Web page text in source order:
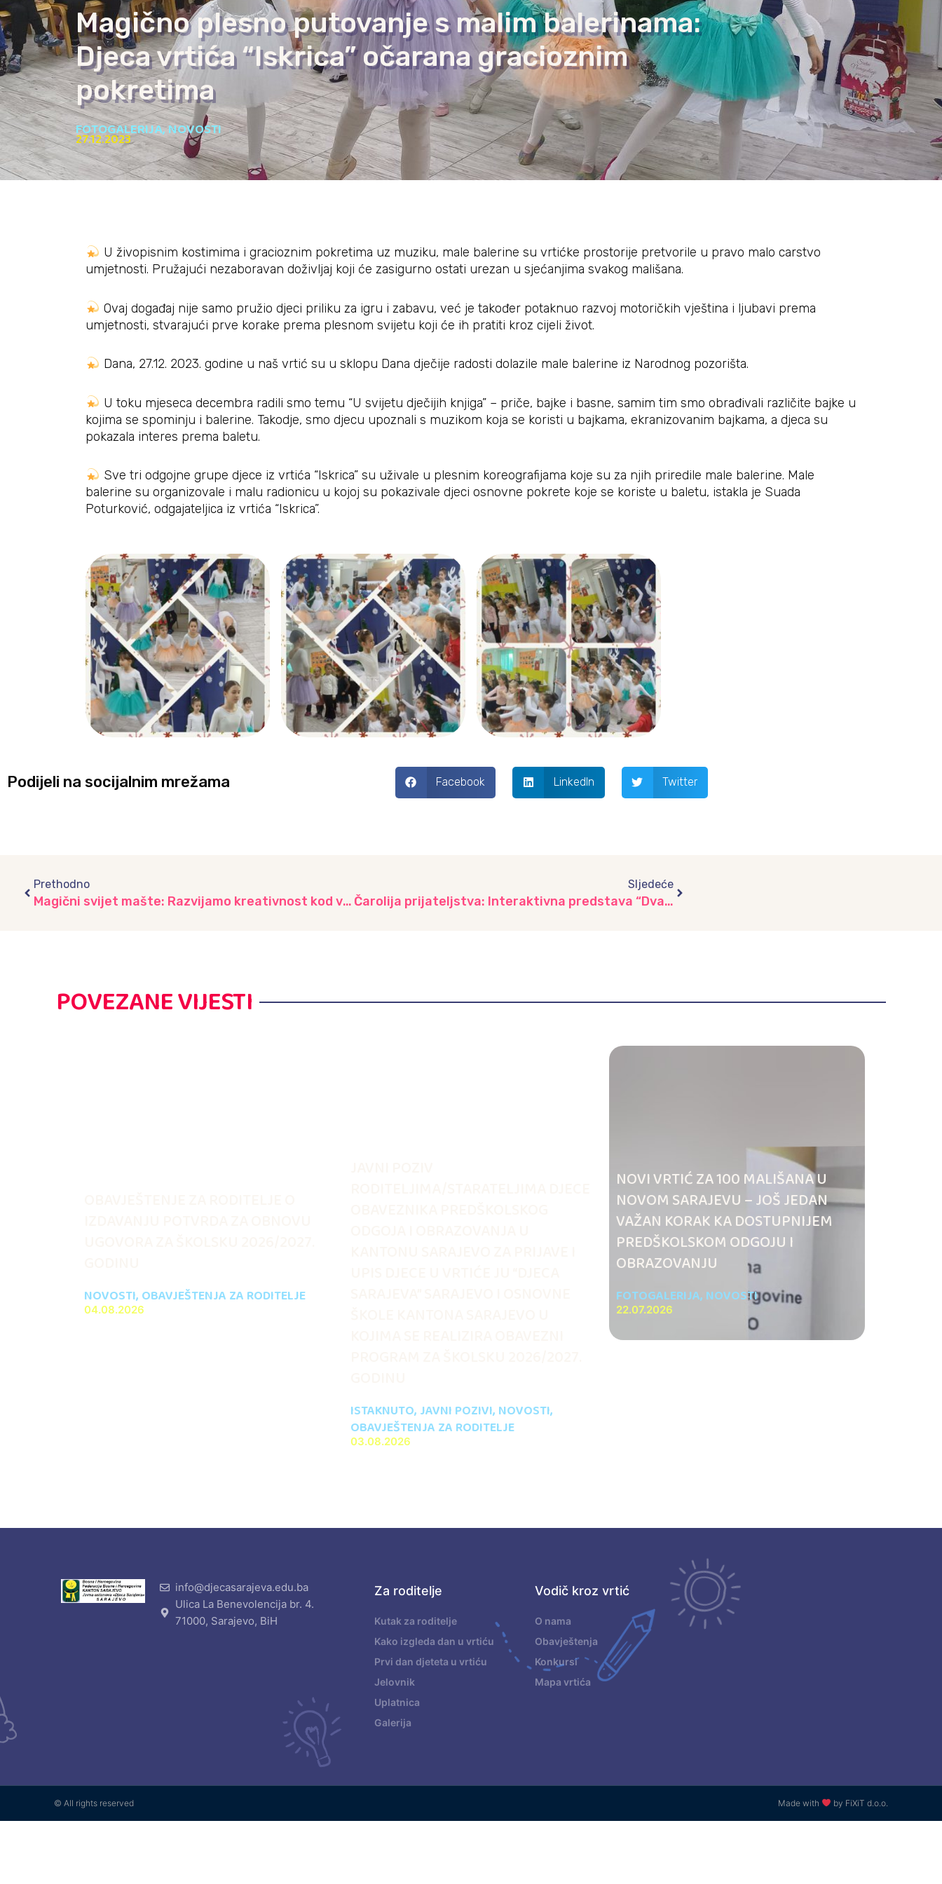
Magično plesno putovanje s malim balerinama:
Djeca vrtića “Iskrica” očarana gracioznim
pokretima
FOTOGALERIJA,NOVOSTI
27.12.2023
U živopisnim kostimima i gracioznim pokretima uz muziku, male balerine su vrtićke prostorije pretvorile u pravo malo carstvo
umjetnosti. Pružajući nezaboravan doživljaj koji će zasigurno ostati urezan u sjećanjima svakog mališana.
Ovaj događaj nije samo pružio djeci priliku za igru i zabavu, već je također potaknuo razvoj motoričkih vještina i ljubavi prema
umjetnosti, stvarajući prve korake prema plesnom svijetu koji će ih pratiti kroz cijeli život.
Dana, 27.12. 2023. godine u naš vrtić su u sklopu Dana dječije radosti dolazile male balerine iz Narodnog pozorišta.
U toku mjeseca decembra radili smo temu “U svijetu dječijih knjiga” – priče, bajke i basne, samim tim smo obrađivali različite bajke u
kojima se spominju i balerine. Takodje, smo djecu upoznali s muzikom koja se koristi u bajkama, ekranizovanim bajkama, a djeca su
pokazala interes prema baletu.
Sve tri odgojne grupe djece iz vrtića “Iskrica” su uživale u plesnim koreografijama koje su za njih priredile male balerine. Male
balerine su organizovale i malu radionicu u kojoj su pokazivale djeci osnovne pokrete koje se koriste u baletu, istakla je Suada
Poturković, odgajateljica iz vrtića “Iskrica”.
Podijeli na socijalnim mrežama Facebook LinkedIn Twitter
Prethodno
Magični svijet mašte: Razvijamo kreativnost kod vrtićke djece kroz organizaciju maskenbala
Sljedeće
Čarolija prijateljstva: Interaktivna predstava “Dva Snjegovića i Zeko” za najmlađu djecu vrtića “Vjeverica”
POVEZANE VIJESTI
NOVOSTI, OBAVJEŠTENJA ZA RODITELJE
04.08.2026
ISTAKNUTO, JAVNI POZIVI, NOVOSTI,
OBAVJEŠTENJA ZA RODITELJE
03.08.2026
NOVI VRTIĆ ZA 100 MALIŠANA U
NOVOM SARAJEVU – JOŠ JEDAN
VAŽAN KORAK KA DOSTUPNIJEM
PREDŠKOLSKOM ODGOJU I
OBRAZOVANJU
FOTOGALERIJA, NOVOSTI
22.07.2026
info@djecasarajeva.edu.ba
Ulica La Benevolencija br. 4.
71000, Sarajevo, BiH
Za roditelje
Kutak za roditelje
Kako izgleda dan u vrtiću
Prvi dan djeteta u vrtiću
Jelovnik
Uplatnica
Galerija
Vodič kroz vrtić
O nama
Obavještenja
Konkursi
Mapa vrtića
© All rights reserved Made with by FiXiT d.o.o.